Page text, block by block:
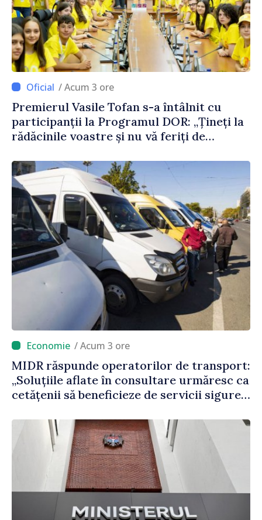
/ Acum 3 ore
Premierul Vasile Tofan s-a întâlnit cu
participanții la Programul DOR: „Țineți la
rădăcinile voastre și nu vă feriți de
reuși”
/ Acum 3 ore
MIDR răspunde operatorilor de transport:
„Soluțiile aflate în consultare urmăresc ca
cetățenii să beneficieze de servicii sigure,